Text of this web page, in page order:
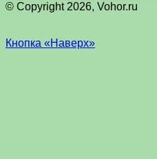
© Copyright 2026, Vohor.ru
Кнопка «Наверх»